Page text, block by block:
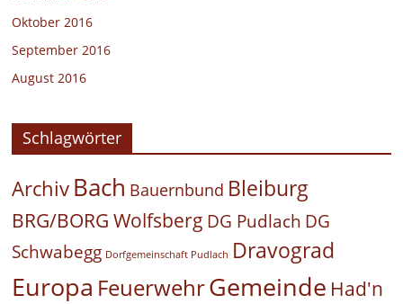
Oktober 2016
September 2016
August 2016
Schlagwörter
Archiv Bach Bauernbund Bleiburg
BRG/BORG Wolfsberg DG Pudlach DG
Schwabegg Dorfgemeinschaft Pudlach Dravograd
Europa FeuerwehrGemeinde Had'n